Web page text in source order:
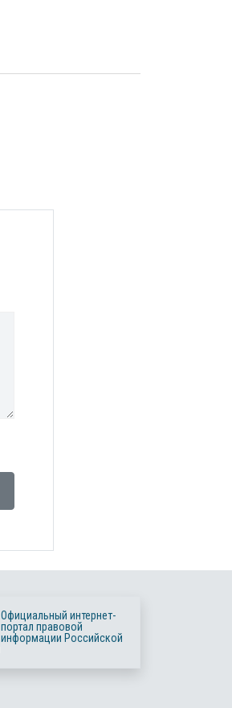
Официальный интернет-
портал правовой
информации Российской